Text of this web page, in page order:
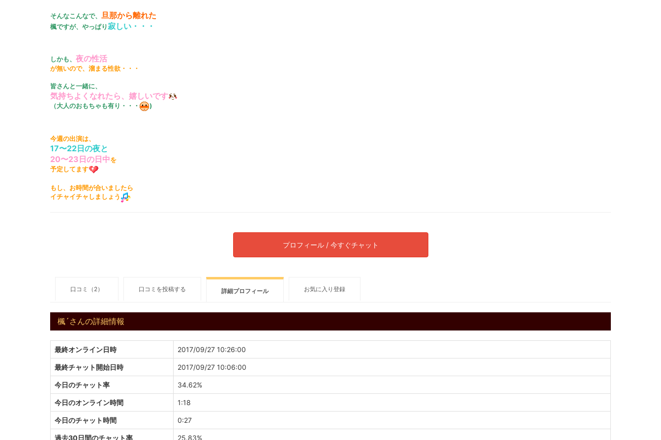
そんなこんなで、 旦那から離れた
楓ですが、やっぱり寂しい・・・
しかも、 夜の性活
が無いので、溜まる性欲・・・
皆さんと一緒に、
気持ちよくなれたら、嬉しいです
（大人のおもちゃも有り・・・ )
今週の出演は、
17〜22日の夜と
20〜23日の日中を
予定してます
もし、お時間が合いましたら
イチャイチャしましょう
プロフィール / 今すぐチャット
口コミ（2） 口コミを投稿する 詳細プロフィール お気に入り登録
楓´さんの詳細情報
最終オンライン日時 2017/09/27 10:26:00
最終チャット開始日時 2017/09/27 10:06:00
今日のチャット率 34.62%
今日のオンライン時間 1:18
今日のチャット時間 0:27
過去30日間のチャット率 25.83%